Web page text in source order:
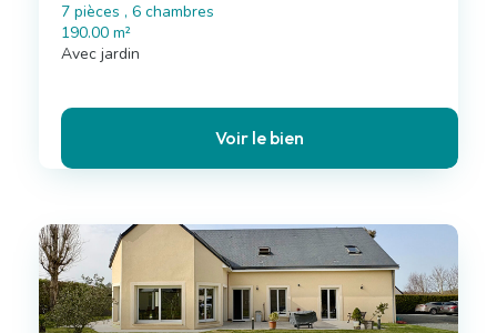
7 pièces , 6 chambres
190.00 m²
Avec jardin
Voir le bien